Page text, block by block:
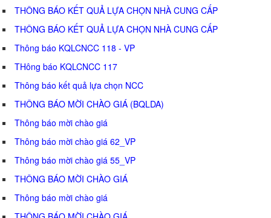
THÔNG BÁO KẾT QUẢ LỰA CHỌN NHÀ CUNG CẤP
THÔNG BÁO KẾT QUẢ LỰA CHỌN NHÀ CUNG CẤP
Thông báo KQLCNCC 118 - VP
THông báo KQLCNCC 117
Thông báo kết quả lựa chọn NCC
THÔNG BÁO MỜI CHÀO GIÁ (BQLDA)
Thông báo mời chào giá
Thông báo mời chào giá 62_VP
Thông báo mời chào giá 55_VP
THÔNG BÁO MỜI CHÀO GIÁ
Thông báo mời chào giá